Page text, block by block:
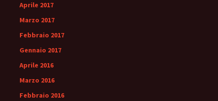
Aprile 2017
Marzo 2017
Febbraio 2017
Gennaio 2017
Aprile 2016
Marzo 2016
Febbraio 2016